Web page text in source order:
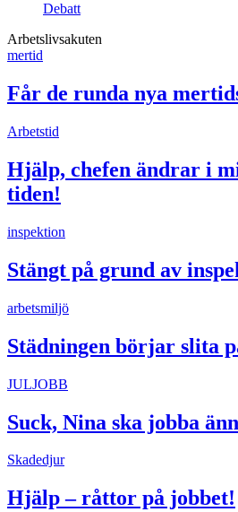
Debatt
Arbetslivsakuten
mertid
Får de runda nya
Arbetstid
Hjälp, chefen ändrar i
tiden!
inspektion
Stängt på grund av
arbetsmiljö
Städningen börjar slita
JULJOBB
Suck, Nina ska jobba
Skadedjur
Hjälp – råttor på jobbet!